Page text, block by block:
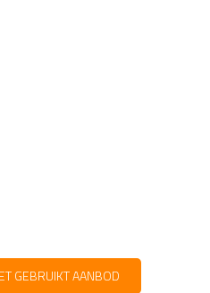
GEBRUIKT AANBOD